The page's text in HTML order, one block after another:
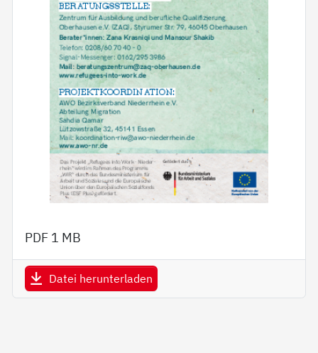
PDF 1 MB
Datei herunterladen